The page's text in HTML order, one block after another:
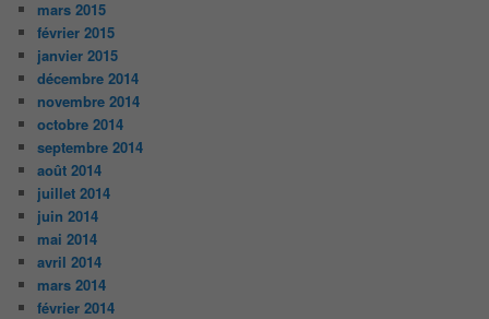
mars 2015
février 2015
janvier 2015
décembre 2014
novembre 2014
octobre 2014
septembre 2014
août 2014
juillet 2014
juin 2014
mai 2014
avril 2014
mars 2014
février 2014